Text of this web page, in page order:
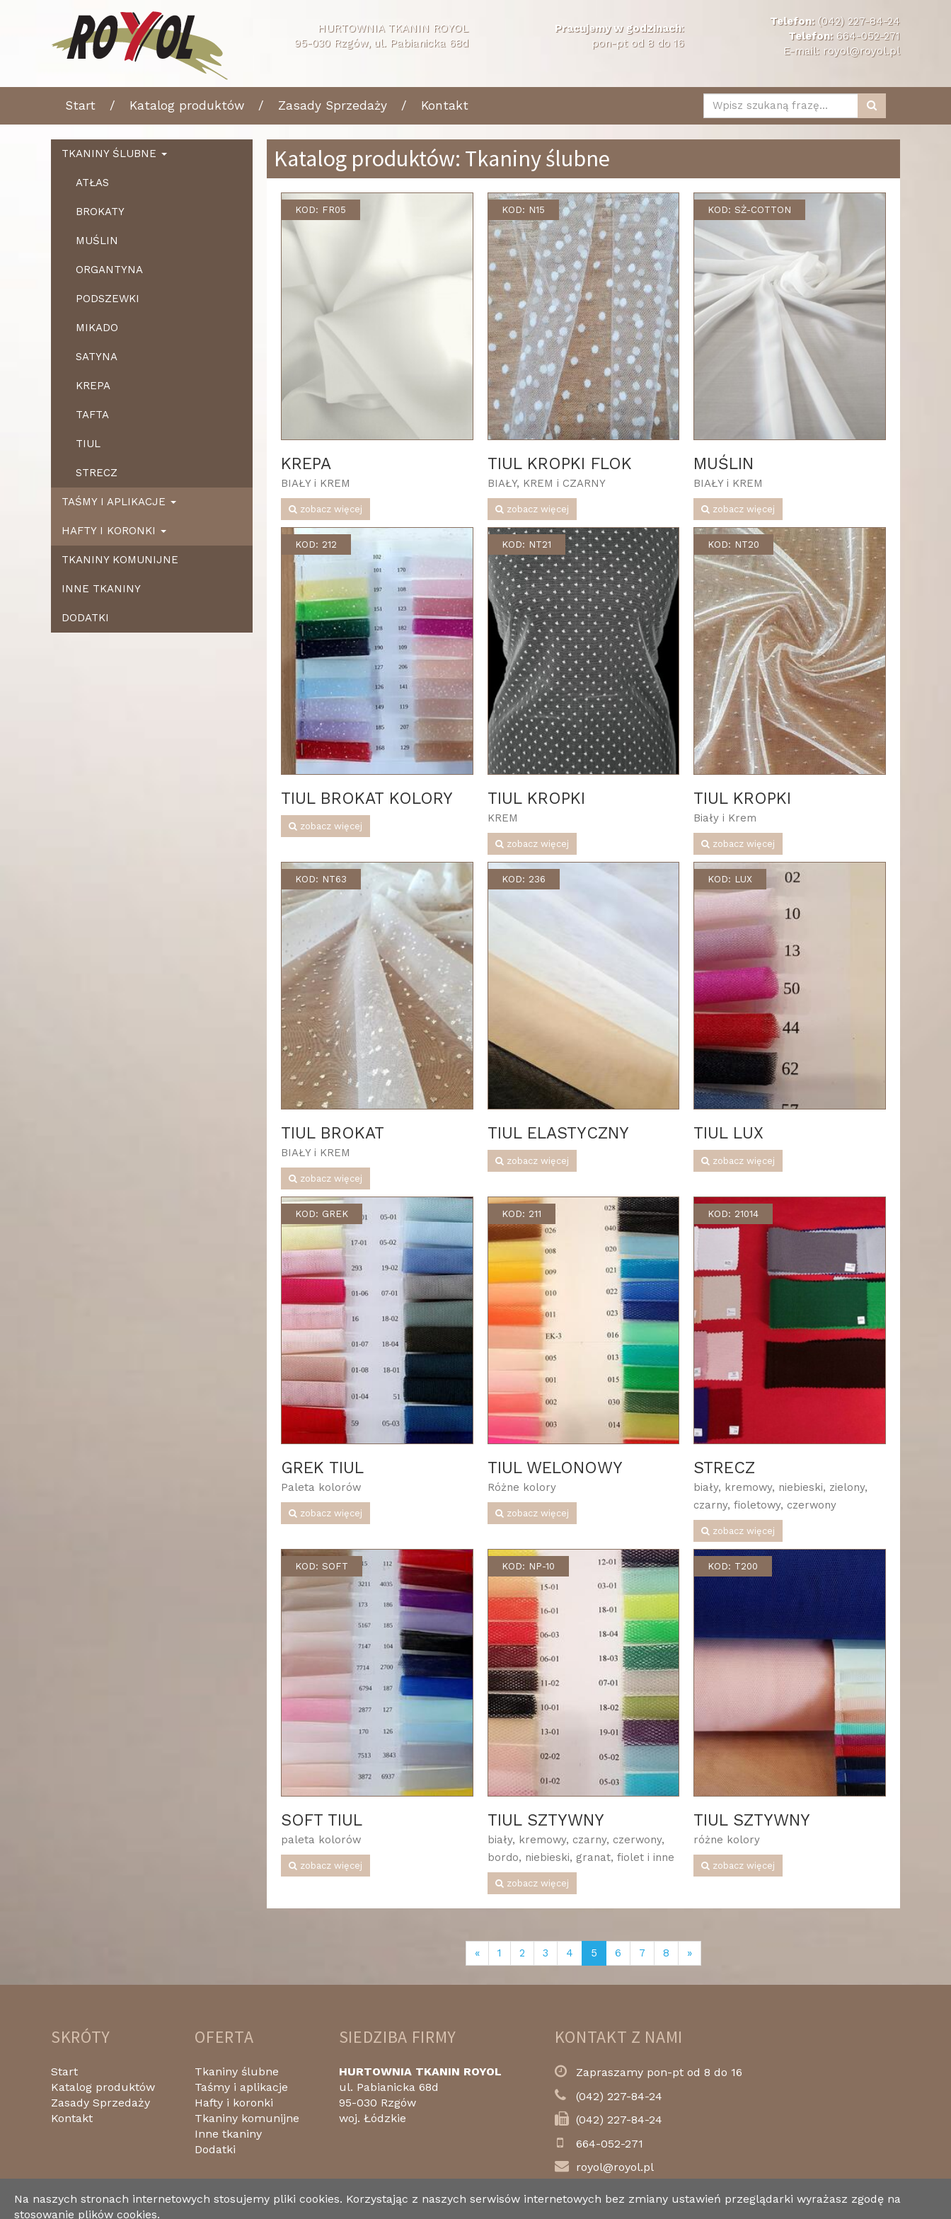
HURTOWNIA TKANIN ROYOL
95-030 Rzgów, ul. Pabianicka 68d
Pracujemy w godzinach:
pon-pt od 8 do 16
Telefon:(042) 227-84-24
Telefon:664-052-271
E-mail: royol@royol.pl
Start Katalog produktów Zasady Sprzedaży Kontakt
TKANINY ŚLUBNE
ATŁAS
BROKATY
MUŚLIN
ORGANTYNA
PODSZEWKI
MIKADO
SATYNA
KREPA
TAFTA
TIUL
STRECZ
TAŚMY I APLIKACJE
HAFTY I KORONKI
TKANINY KOMUNIJNE
INNE TKANINY
DODATKI
Katalog produktów: Tkaniny ślubne
KOD: FR05
KREPA
BIAŁY i KREM
zobacz więcej
KOD: N15
TIUL KROPKI FLOK
BIAŁY, KREM i CZARNY
zobacz więcej
KOD: SŻ-COTTON
MUŚLIN
BIAŁY i KREM
zobacz więcej
KOD: 212
TIUL BROKAT KOLORY
zobacz więcej
KOD: NT21
TIUL KROPKI
KREM
zobacz więcej
KOD: NT20
TIUL KROPKI
Biały i Krem
zobacz więcej
KOD: NT63
TIUL BROKAT
BIAŁY i KREM
zobacz więcej
KOD: 236
TIUL ELASTYCZNY
zobacz więcej
KOD: LUX
TIUL LUX
zobacz więcej
KOD: GREK
GREK TIUL
Paleta kolorów
zobacz więcej
KOD: 211
TIUL WELONOWY
Różne kolory
zobacz więcej
KOD: 21014
STRECZ
biały, kremowy, niebieski, zielony,
czarny, fioletowy, czerwony
zobacz więcej
KOD: SOFT
SOFT TIUL
paleta kolorów
zobacz więcej
KOD: NP-10
TIUL SZTYWNY
biały, kremowy, czarny, czerwony,
bordo, niebieski, granat, fiolet i inne
zobacz więcej
KOD: T200
TIUL SZTYWNY
różne kolory
zobacz więcej
« 1 2 3 4 5 6 7 8 »
SKRÓTY
Start
Katalog produktów
Zasady Sprzedaży
Kontakt
OFERTA
Tkaniny ślubne
Taśmy i aplikacje
Hafty i koronki
Tkaniny komunijne
Inne tkaniny
Dodatki
SIEDZIBA FIRMY
HURTOWNIA TKANIN ROYOL
ul. Pabianicka 68d
95-030 Rzgów
woj. Łódzkie
KONTAKT Z NAMI
Zapraszamy pon-pt od 8 do 16
(042) 227-84-24
(042) 227-84-24
664-052-271
royol@royol.pl
Na naszych stronach internetowych stosujemy pliki cookies. Korzystając z naszych serwisów internetowych bez zmiany ustawień przeglądarki wyrażasz zgodę na
stosowanie plików cookies.